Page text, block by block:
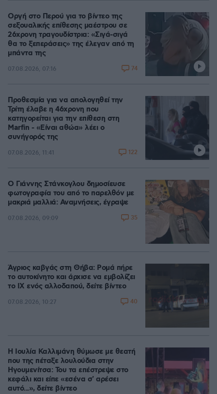
Οργή στο Περού για το βίντεο της
σεξουαλικής επίθεσης μαέστρου σε
26χρονη τραγουδίστρια: «Σιγά-σιγά
θα το ξεπεράσεις» της έλεγαν από τη
μπάντα της
07.08.2026, 07:16 74
Προθεσμία για να απολογηθεί την
Τρίτη έλαβε η 46χρονη που
κατηγορείται για την επίθεση στη
Marfin - «Είναι αθώα» λέει ο
συνήγορός της
07.08.2026, 11:41 122
Ο Γιάννης Στάνκογλου δημοσίευσε
φωτογραφία του από το παρελθόν με
μακριά μαλλιά: Αναμνήσεις, έγραψε
07.08.2026, 09:09 35
Άγριος καβγάς στη Θήβα: Ρομά πήρε
το αυτοκίνητο και άρχισε να εμβολίζει
το ΙΧ ενός αλλοδαπού, δείτε βίντεο
07.08.2026, 10:27 40
Η Ιουλία Καλλιμάνη θύμωσε με θεατή
που της πέταξε λουλούδια στην
Ηγουμενίτσα: Του τα επέστρεψε στο
κεφάλι και είπε «εσένα σ' αρέσει
αυτό...», δείτε βίντεο